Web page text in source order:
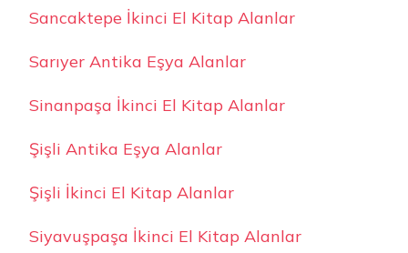
Sancaktepe İkinci El Kitap Alanlar
Sarıyer Antika Eşya Alanlar
Sinanpaşa İkinci El Kitap Alanlar
Şişli Antika Eşya Alanlar
Şişli İkinci El Kitap Alanlar
Siyavuşpaşa İkinci El Kitap Alanlar